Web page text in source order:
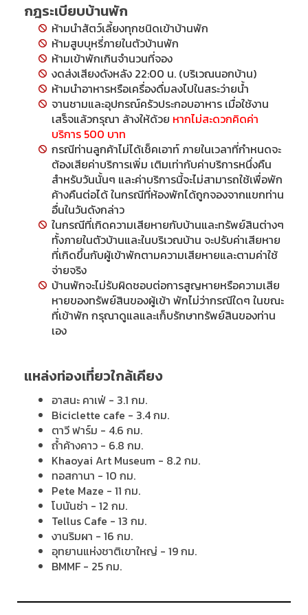
กฎระเบียบบ้านพัก
ห้ามนำสัตว์เลี้ยงทุกชนิดเข้าบ้านพัก
ห้ามสูบบุหรี่ภายในตัวบ้านพัก
ห้ามเข้าพักเกินจำนวนที่จอง
งดส่งเสียงดังหลัง 22:00 น. (บริเวณนอกบ้าน)
ห้ามนำอาหารหรือเครื่องดื่มลงไปในสระว่ายน้ำ
จานชามและอุปกรณ์ครัวประกอบอาหาร เมื่อใช้งาน
เสร็จแล้วกรุณา ล้างให้ด้วย หากไม่สะดวกคิดค่า
บริการ 500 บาท
กรณีท่านลูกค้าไม่ได้เช็คเอาท์ ภายในเวลาที่กำหนดจะ
ต้องเสียค่าบริการเพิ่ม เติมเท่ากับค่าบริการหนึ่งคืน
สำหรับวันนั้นๆ และค่าบริการนี้จะไม่สามารถใช้เพื่อพัก
ค้างคืนต่อได้ ในกรณีที่ห้องพักได้ถูกจองจากแขกท่าน
อื่นในวันดังกล่าว
ในกรณีที่เกิดความเสียหายกับบ้านและทรัพย์สินต่างๆ
ทั้งภายในตัวบ้านและในบริเวณบ้าน จะปรับค่าเสียหาย
ที่เกิดขึ้นกับผู้เข้าพักตามความเสียหายและตามค่าใช้
จ่ายจริง
บ้านพักจะไม่รับผิดชอบต่อการสูญหายหรือความเสีย
หายของทรัพย์สินของผู้เข้า พักไม่ว่ากรณีใดๆ ในขณะ
ที่เข้าพัก กรุณาดูแลและเก็บรักษาทรัพย์สินของท่าน
เอง
แหล่งท่องเที่ยวใกล้เคียง
อาสนะ คาเฟ่ - 3.1 กม.
Biciclette cafe - 3.4 กม.
ตาวี ฟาร์ม - 4.6 กม.
ถ้ำค้างคาว - 6.8 กม.
Khaoyai Art Museum - 8.2 กม.
ทอสกานา - 10 กม.
Pete Maze - 11 กม.
โบนันซ่า - 12 กม.
Tellus Cafe - 13 กม.
งานริมผา - 16 กม.
อุทยานแห่งชาติเขาใหญ่ - 19 กม.
BMMF - 25 กม.